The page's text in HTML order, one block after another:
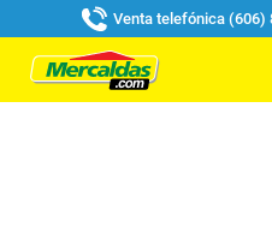
Venta telefónica (606)